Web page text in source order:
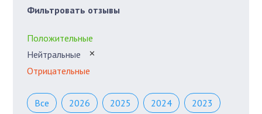
Фильтровать отзывы
Положительные
Нейтральные
✕
Отрицательные
Все 2026 2025 2024 2023